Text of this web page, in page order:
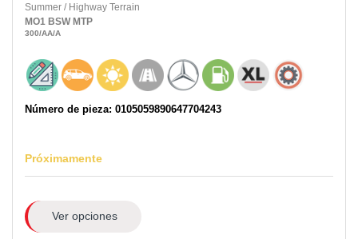
Summer / Highway Terrain
MO1 BSW MTP
300/AA/A
Número de pieza: 0105059890647704243
Próximamente
Ver opciones